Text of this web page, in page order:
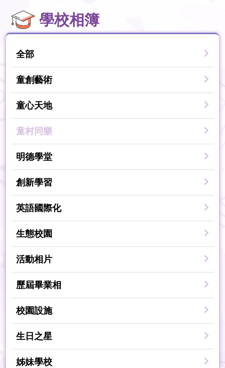
學校相簿
全部
童創藝術
童心天地
童村同樂
明德學堂
創新學習
英語國際化
生態校園
活動相片
歷屆畢業相
校園設施
生日之星
姊妹學校